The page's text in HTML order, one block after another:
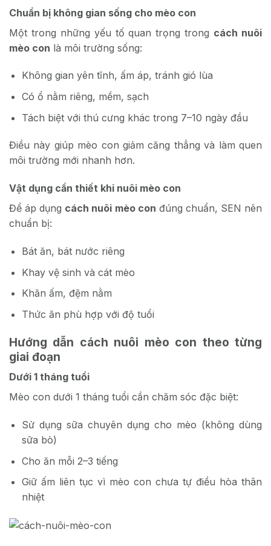
Chuẩn bị không gian sống cho mèo con
Một trong những yếu tố quan trọng trong cách nuôi
mèo con là môi trường sống:
Không gian yên tĩnh, ấm áp, tránh gió lùa
Có ổ nằm riêng, mềm, sạch
Tách biệt với thú cưng khác trong 7–10 ngày đầu
Điều này giúp mèo con giảm căng thẳng và làm quen
môi trường mới nhanh hơn.
Vật dụng cần thiết khi nuôi mèo con
Để áp dụng cách nuôi mèo con đúng chuẩn, SEN nên
chuẩn bị:
Bát ăn, bát nước riêng
Khay vệ sinh và cát mèo
Khăn ấm, đệm nằm
Thức ăn phù hợp với độ tuổi
Hướng dẫn cách nuôi mèo con theo từng
giai đoạn
Dưới 1 tháng tuổi
Mèo con dưới 1 tháng tuổi cần chăm sóc đặc biệt:
Sử dụng sữa chuyên dụng cho mèo (không dùng
sữa bò)
Cho ăn mỗi 2–3 tiếng
Giữ ấm liên tục vì mèo con chưa tự điều hòa thân
nhiệt